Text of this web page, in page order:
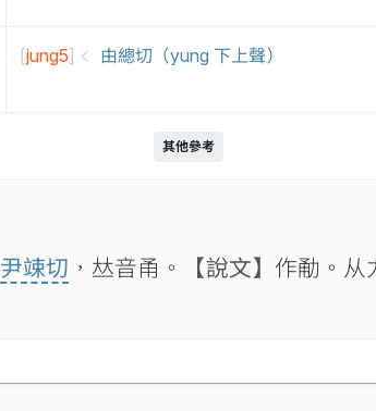
[jung5] 由總切（yung 下上聲）
其他參考
尹竦切 ，𠀤音甬。 【說文】 作勈。从